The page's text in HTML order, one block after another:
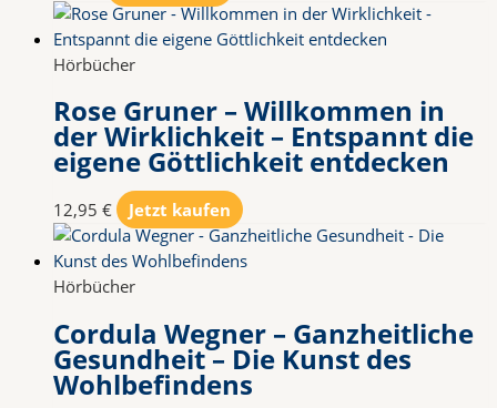
Hörbücher
Rose Gruner – Willkommen in
der Wirklichkeit – Entspannt die
eigene Göttlichkeit entdecken
12,95 € Jetzt kaufen
Hörbücher
Cordula Wegner – Ganzheitliche
Gesundheit – Die Kunst des
Wohlbefindens